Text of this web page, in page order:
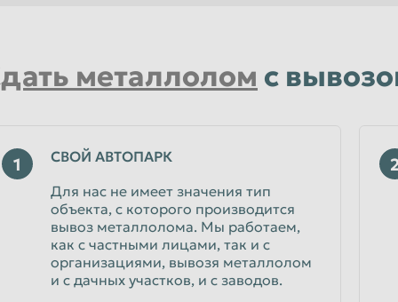
Чита
металлолом с
1
СВОЙ АВТОПАРК
Для нас не имеет значения тип
объекта, с которого производится
вывоз металлолома. Мы работаем,
как с частными лицами, так и с
организациями, вывозя металлолом
и с дачных участков, и с заводов.